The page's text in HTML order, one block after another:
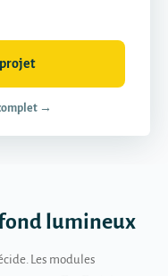
→
lumineux
Les modules